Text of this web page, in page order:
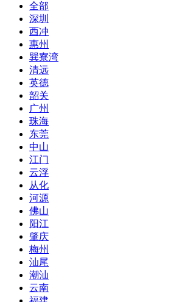
全部
深圳
西冲
惠州
巽寮湾
清远
英德
韶关
广州
珠海
东莞
中山
江门
云浮
从化
河源
佛山
阳江
肇庆
梅州
汕尾
潮汕
云南